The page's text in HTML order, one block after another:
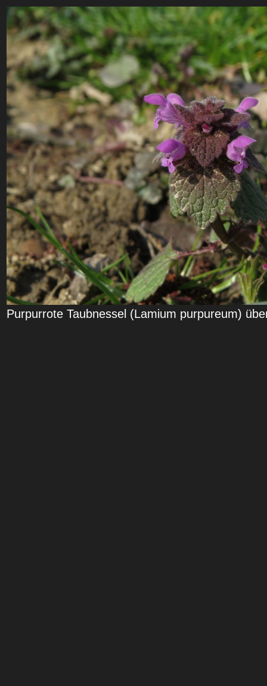
Purpurrote Taubnessel (Lamium purpureum)